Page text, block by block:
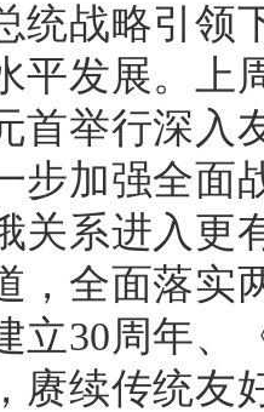
统战略引领
平发展。上
首举行深入
步加强全面
关系进入更
，全面落实
立30周年、
赓续传统友